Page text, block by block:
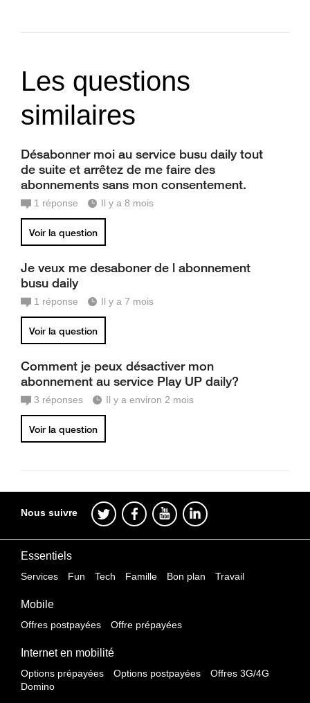
Les questions
similaires
Désabonner moi au service busu daily tout
de suite et arrêtez de me faire des
abonnements sans mon consentement.
1 réponse Il y a 8 mois
Voir la question
Je veux me desaboner de l abonnement
busu daily
1 réponse Il y a 7 mois
Voir la question
Comment je peux désactiver mon
abonnement au service Play UP daily?
3 réponses Il y a environ 2 mois
Voir la question
Nous suivre
Essentiels
Services Fun Tech Famille Bon plan Travail
Mobile
Offres postpayées Offre prépayées
Internet en mobilité
Options prépayées Options postpayées
Offres 3G/4G
Domino